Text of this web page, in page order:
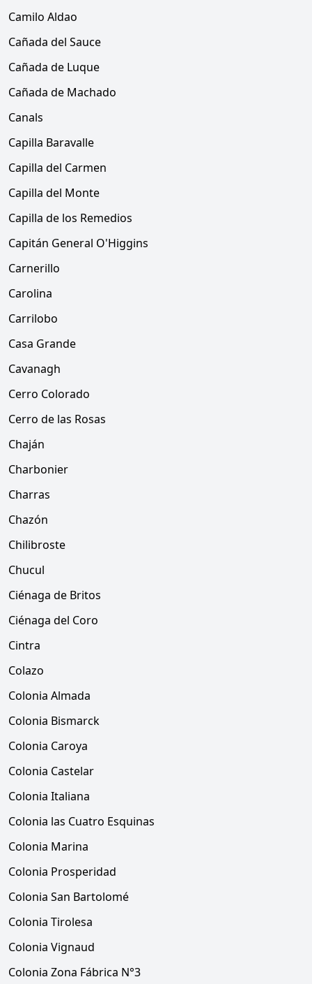
Camilo Aldao
Cañada del Sauce
Cañada de Luque
Cañada de Machado
Canals
Capilla Baravalle
Capilla del Carmen
Capilla del Monte
Capilla de los Remedios
Capitán General O'Higgins
Carnerillo
Carolina
Carrilobo
Casa Grande
Cavanagh
Cerro Colorado
Cerro de las Rosas
Chaján
Charbonier
Charras
Chazón
Chilibroste
Chucul
Ciénaga de Britos
Ciénaga del Coro
Cintra
Colazo
Colonia Almada
Colonia Bismarck
Colonia Caroya
Colonia Castelar
Colonia Italiana
Colonia las Cuatro Esquinas
Colonia Marina
Colonia Prosperidad
Colonia San Bartolomé
Colonia Tirolesa
Colonia Vignaud
Colonia Zona Fábrica N°3